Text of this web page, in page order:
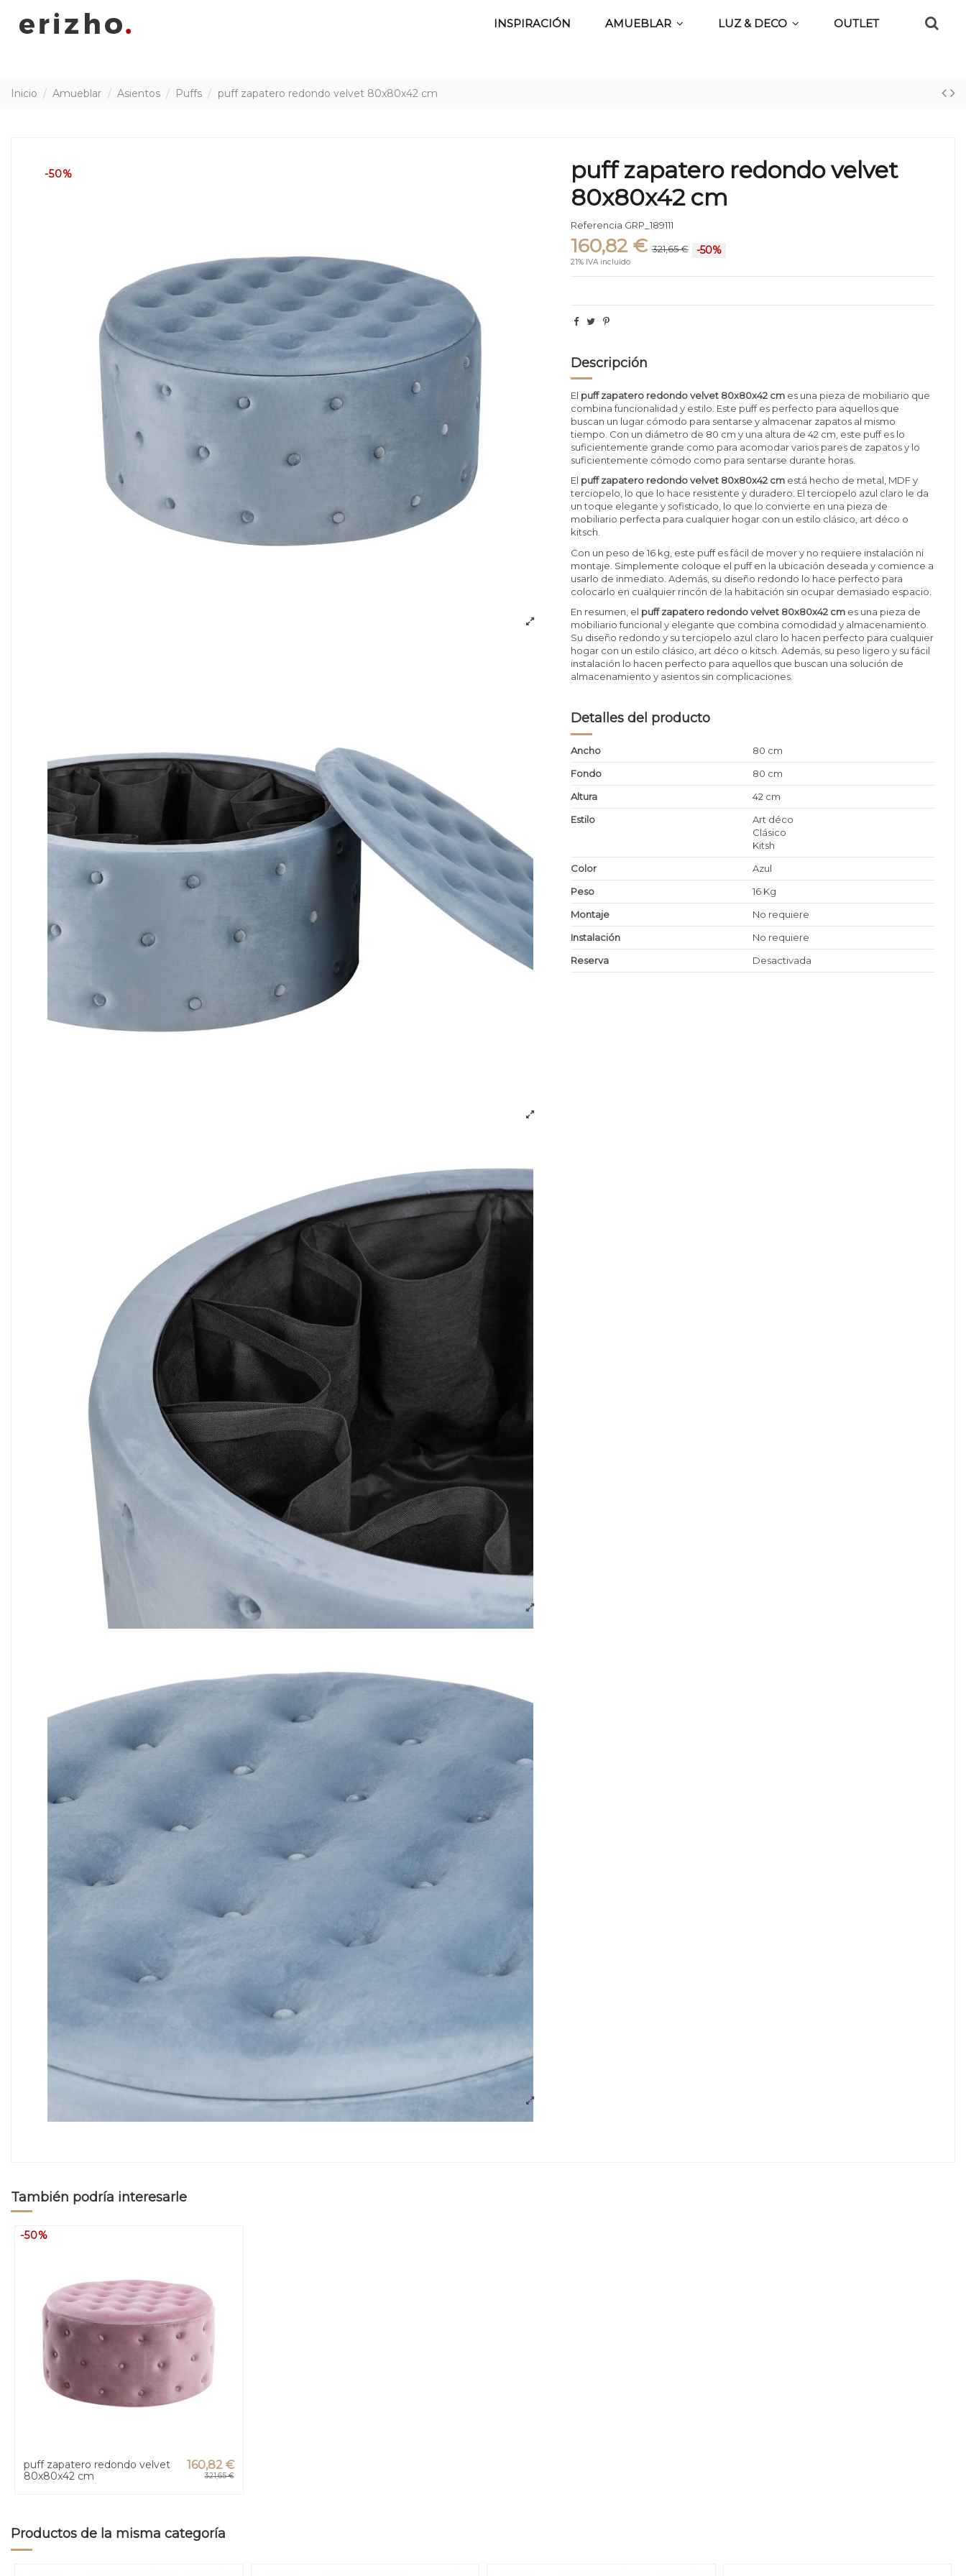
INSPIRACIÓN AMUEBLAR LUZ & DECO OUTLET
Inicio Amueblar Asientos Puffs puff zapatero redondo velvet 80x80x42 cm
-50%
puff zapatero redondo velvet
80x80x42 cm
Referencia GRP_189111
160,82 € 321,65 € -50%
21% IVA incluido
Descripción
El puff zapatero redondo velvet 80x80x42 cm es una pieza de mobiliario que
combina funcionalidad y estilo. Este puff es perfecto para aquellos que
buscan un lugar cómodo para sentarse y almacenar zapatos al mismo
tiempo. Con un diámetro de 80 cm y una altura de 42 cm, este puff es lo
suficientemente grande como para acomodar varios pares de zapatos y lo
suficientemente cómodo como para sentarse durante horas.
El puff zapatero redondo velvet 80x80x42 cm está hecho de metal, MDF y
terciopelo, lo que lo hace resistente y duradero. El terciopelo azul claro le da
un toque elegante y sofisticado, lo que lo convierte en una pieza de
mobiliario perfecta para cualquier hogar con un estilo clásico, art déco o
kitsch.
Con un peso de 16 kg, este puff es fácil de mover y no requiere instalación ni
montaje. Simplemente coloque el puff en la ubicación deseada y comience a
usarlo de inmediato. Además, su diseño redondo lo hace perfecto para
colocarlo en cualquier rincón de la habitación sin ocupar demasiado espacio.
En resumen, el puff zapatero redondo velvet 80x80x42 cm es una pieza de
mobiliario funcional y elegante que combina comodidad y almacenamiento.
Su diseño redondo y su terciopelo azul claro lo hacen perfecto para cualquier
hogar con un estilo clásico, art déco o kitsch. Además, su peso ligero y su fácil
instalación lo hacen perfecto para aquellos que buscan una solución de
almacenamiento y asientos sin complicaciones.
Detalles del producto
Ancho
80 cm
Fondo
80 cm
Altura
42 cm
Estilo
Art déco
Clásico
Kitsh
Color
Azul
Peso
16 Kg
Montaje
No requiere
Instalación
No requiere
Reserva
Desactivada
También podría interesarle
-50%
puff zapatero redondo velvet
80x80x42 cm
160,82 €
321,65 €
Productos de la misma categoría